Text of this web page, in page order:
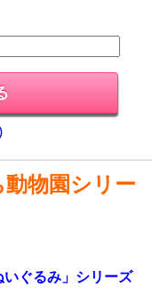
動物園シリー
いぐるみ」シリーズ